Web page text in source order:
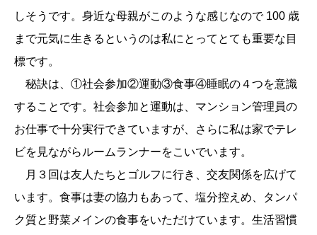
しそうです。身近な母親がこのような感じなので 100 歳
まで元気に生きるというのは私にとってとても重要な目
標です。
秘訣は、①社会参加②運動③食事④睡眠の４つを意識
することです。社会参加と運動は、マンション管理員の
お仕事で十分実行できていますが、さらに私は家でテレ
ビを見ながらルームランナーをこいでいます。
月３回は友人たちとゴルフに行き、交友関係を広げて
います。食事は妻の協力もあって、塩分控えめ、タンパ
ク質と野菜メインの食事をいただけています。生活習慣